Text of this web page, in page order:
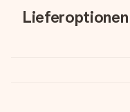
Lieferoptionen